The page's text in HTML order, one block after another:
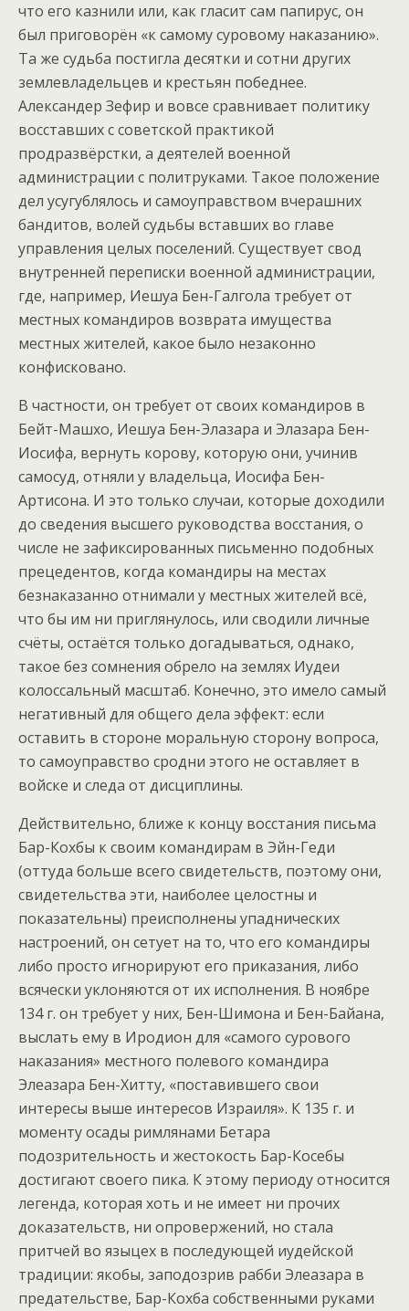
что его казнили или, как гласит сам папирус, он
был приговорён «к самому суровому наказанию».
Та же судьба постигла десятки и сотни других
землевладельцев и крестьян победнее.
Александер Зефир и вовсе сравнивает политику
восставших с советской практикой
продразвёрстки, а деятелей военной
администрации с политруками. Такое положение
дел усугублялось и самоуправством вчерашних
бандитов, волей судьбы вставших во главе
управления целых поселений. Существует свод
внутренней переписки военной администрации,
где, например, Иешуа Бен-Галгола требует от
местных командиров возврата имущества
местных жителей, какое было незаконно
конфисковано.
В частности, он требует от своих командиров в
Бейт-Машхо, Иешуа Бен-Элазара и Элазара Бен-
Иосифа, вернуть корову, которую они, учинив
самосуд, отняли у владельца, Иосифа Бен-
Артисона. И это только случаи, которые доходили
до сведения высшего руководства восстания, о
числе не зафиксированных письменно подобных
прецедентов, когда командиры на местах
безнаказанно отнимали у местных жителей всё,
что бы им ни приглянулось, или сводили личные
счёты, остаётся только догадываться, однако,
такое без сомнения обрело на землях Иудеи
колоссальный масштаб. Конечно, это имело самый
негативный для общего дела эффект: если
оставить в стороне моральную сторону вопроса,
то самоуправство сродни этого не оставляет в
войске и следа от дисциплины.
Действительно, ближе к концу восстания письма
Бар-Кохбы к своим командирам в Эйн-Геди
(оттуда больше всего свидетельств, поэтому они,
свидетельства эти, наиболее целостны и
показательны) преисполнены упаднических
настроений, он сетует на то, что его командиры
либо просто игнорируют его приказания, либо
всячески уклоняются от их исполнения. В ноябре
134 г. он требует у них, Бен-Шимона и Бен-Байана,
выслать ему в Иродион для «самого сурового
наказания» местного полевого командира
Элеазара Бен-Хитту, «поставившего свои
интересы выше интересов Израиля». К 135 г. и
моменту осады римлянами Бетара
подозрительность и жестокость Бар-Косебы
достигают своего пика. К этому периоду относится
легенда, которая хоть и не имеет ни прочих
доказательств, ни опровержений, но стала
притчей во языцех в последующей иудейской
традиции: якобы, заподозрив рабби Элеазара в
предательстве, Бар-Кохба собственными руками